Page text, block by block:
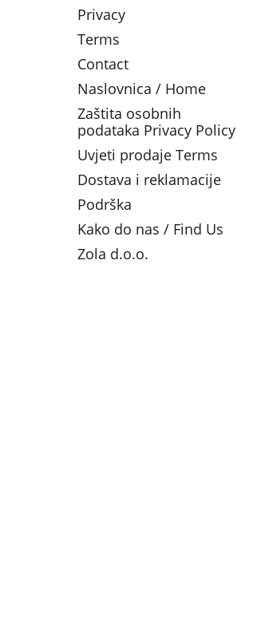
Privacy
Terms
Contact
Naslovnica / Home
Zaštita osobnih
podataka Privacy Policy
Uvjeti prodaje Terms
Dostava i reklamacije
Podrška
Kako do nas / Find Us
Zola d.o.o.